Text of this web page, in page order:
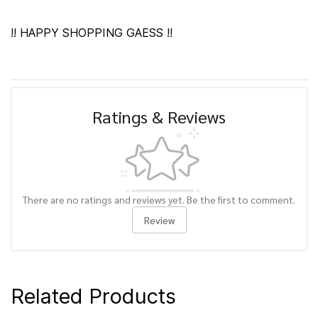
!! HAPPY SHOPPING GAESS !!
Ratings & Reviews
There are no ratings and reviews yet. Be the first to comment.
Review
Related Products